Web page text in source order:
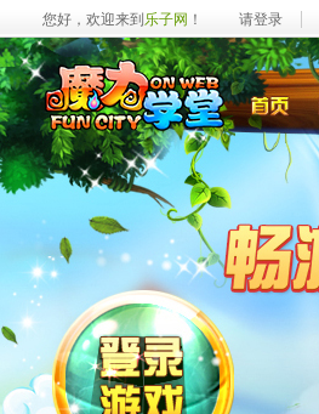
您好，欢迎来到 乐子网 ！ 请登录